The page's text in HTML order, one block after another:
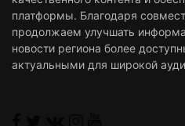
платформы. Благодаря
продолжаем улучшать
новости региона более
актуальными для широкой